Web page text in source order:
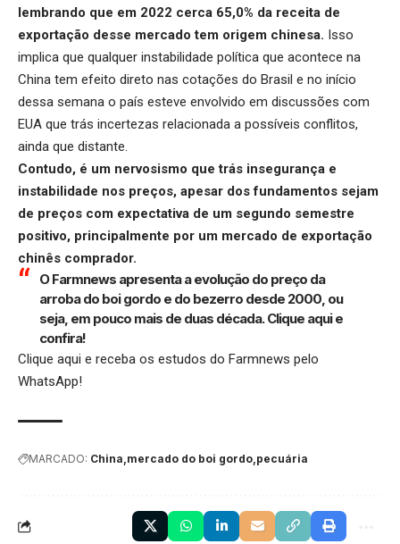
lembrando que em 2022 cerca 65,0% da receita de
exportação desse mercado tem origem chinesa. Isso
implica que qualquer instabilidade política que acontece na
China tem efeito direto nas cotações do Brasil e no início
dessa semana o país esteve envolvido em discussões com
EUA que trás incertezas relacionada a possíveis conflitos,
ainda que distante.
Contudo, é um nervosismo que trás insegurança e
instabilidade nos preços, apesar dos fundamentos sejam
de preços com expectativa de um segundo semestre
positivo, principalmente por um mercado de exportação
chinês comprador.
O Farmnews apresenta a evolução do preço da
arroba do boi gordo e do bezerro desde 2000, ou
seja, em pouco mais de duas década.Clique aquie
confira!
Clique aqui e receba os estudos do Farmnews pelo
WhatsApp!
MARCADO: China mercado do boi gordo pecuária